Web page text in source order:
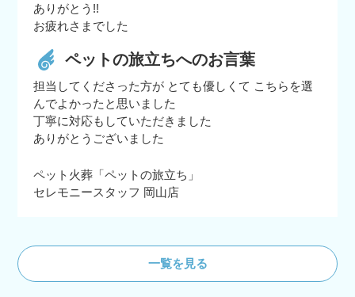
ありがとう!!
お疲れさまでした
ペットの旅立ちへのお言葉
担当してくださった方が とても優しくて こちらを選
んでよかったと思いました
丁寧に対応もしていただきました
ありがとうございました
ペット火葬「ペットの旅立ち」
セレモニースタッフ 岡山店
一覧を見る